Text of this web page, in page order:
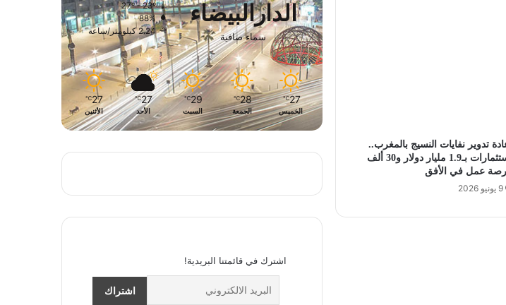
تدوير نفايات النسيج بالمغرب..
استثمارات بـ1.9 مليار دولار و30 ألف
عمل في الأفق
9 يونيو 2026
الدارالبيضاء
سماء صافية
27º - 23º
88%
2.24 كيلومتر/ساعة
27
℃
الخميس
28
℃
الجمعة
29
℃
السبت
27
℃
الأحد
27
℃
الأثنين
اشترك في قائمتنا البريدية!